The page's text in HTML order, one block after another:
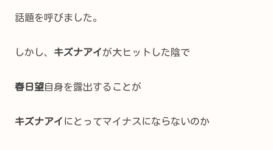
話題を呼びました。
しかし、 キズナアイが大ヒットした陰で
春日望自身を露出することが
キズナアイ にとってマイナスにならないのか